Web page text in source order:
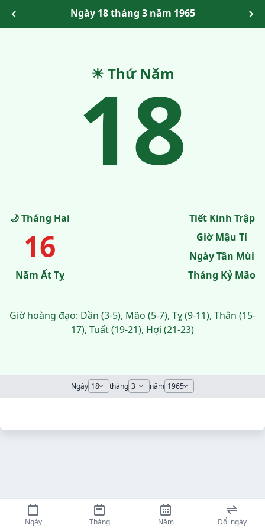
Ngày 18 tháng 3 năm 1965
☀ Thứ Năm
18
🌙 Tháng Hai
16
Năm Ất Tỵ
Tiết Kinh Trập
Giờ Mậu Tí
Ngày Tân Mùi
Tháng Kỷ Mão
Giờ hoàng đạo: Dần (3-5), Mão (5-7), Tỵ (9-11), Thân (15-
17), Tuất (19-21), Hợi (21-23)
Ngày tháng năm
Ngày Tháng Năm Đổi ngày